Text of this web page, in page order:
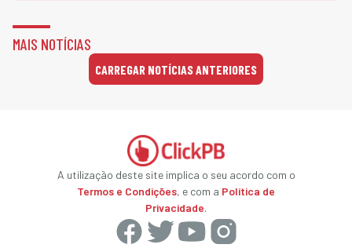
MAIS NOTÍCIAS
CARREGAR NOTÍCIAS ANTERIORES
A utilização deste site implica o seu acordo com o
Termos e Condições, e com a Política de
Privacidade.